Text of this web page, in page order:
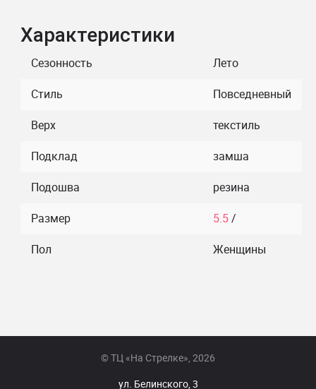
Характеристики
Сезонность
Лето
Стиль
Повседневный
Верх
текстиль
Подклад
замша
Подошва
резина
Размер
5.5/
Пол
Женщины
© ТЦ «На Стрелке», 2026
ул. Белинского, 3